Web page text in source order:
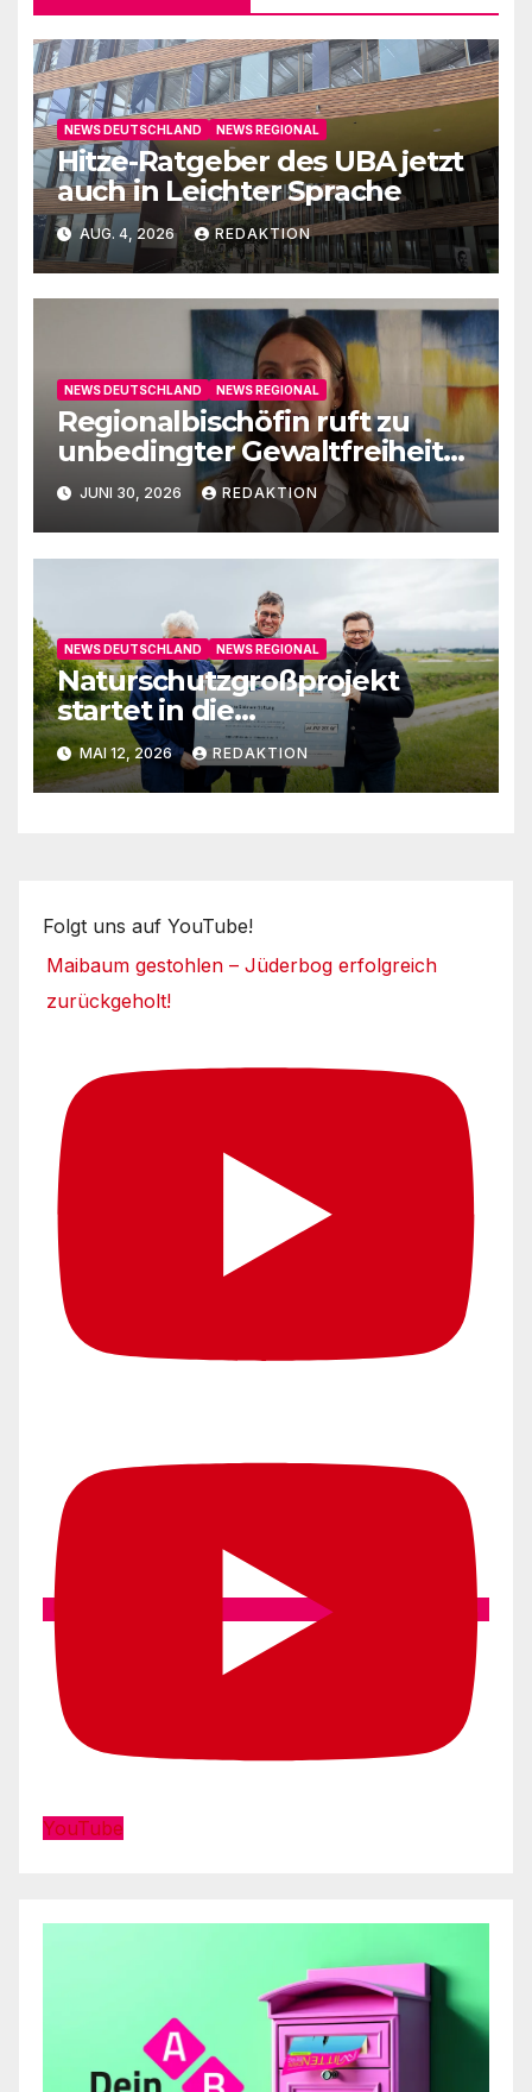
NEWS DEUTSCHLAND NEWS REGIONAL
Hitze-Ratgeber des UBA jetzt
auch in Leichter Sprache
AUG. 4, 2026 REDAKTION
NEWS DEUTSCHLAND NEWS REGIONAL
Regionalbischöfin ruft zu
unbedingter Gewaltfreiheit
aufJUNI 30, 2026 REDAKTION
NEWS DEUTSCHLAND NEWS REGIONAL
Naturschutzgroßprojekt
startet in die
Umsetzungsphase
MAI 12, 2026 REDAKTION
Folgt uns auf YouTube!
Maibaum gestohlen – Jüderbog erfolgreich
zurückgeholt!
YouTube